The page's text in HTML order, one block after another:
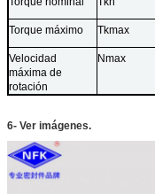
Torque máximo Tkmax
Velocidad
máxima de
rotación
Nmax
6- Ver imágenes.